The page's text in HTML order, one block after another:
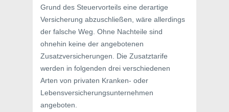
Grund des Steuervorteils eine derartige
Versicherung abzuschließen, wäre allerdings
der falsche Weg. Ohne Nachteile sind
ohnehin keine der angebotenen
Zusatzversicherungen. Die Zusatztarife
werden in folgenden drei verschiedenen
Arten von privaten Kranken- oder
Lebensversicherungsunternehmen
angeboten.